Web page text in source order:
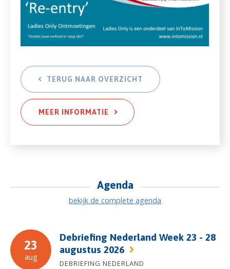
TERUG NAAR OVERZICHT
MEER INFORMATIE
Agenda
bekijk de complete agenda
23
aug
Debriefing Nederland Week 23 - 28
augustus 2026
DEBRIEFING NEDERLAND